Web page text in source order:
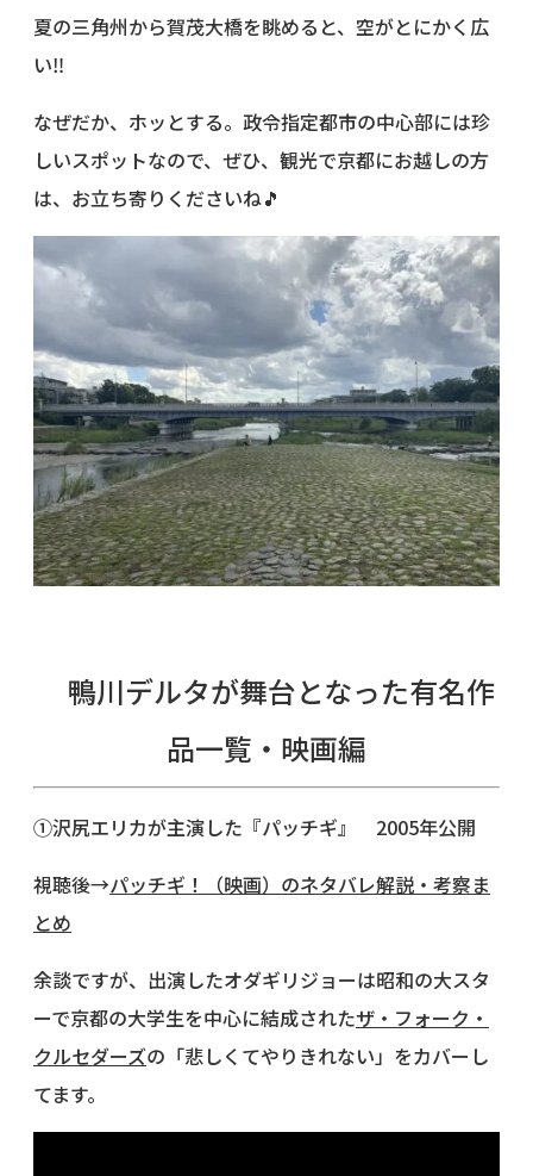
夏の三角州から賀茂大橋を眺めると、空がとにかく広
い‼️
なぜだか、ホッとする。政令指定都市の中心部には珍
しいスポットなので、ぜひ、観光で京都にお越しの方
は、お立ち寄りくださいね🎵
鴨川デルタが舞台となった有名作
品一覧・映画編
①沢尻エリカが主演した『パッチギ』 2005年公開
視聴後→パッチギ！（映画）のネタバレ解説・考察ま
とめ
余談ですが、出演したオダギリジョーは昭和の大スタ
ーで京都の大学生を中心に結成されたザ・フォーク・
クルセダーズの「悲しくてやりきれない」をカバーし
てます。